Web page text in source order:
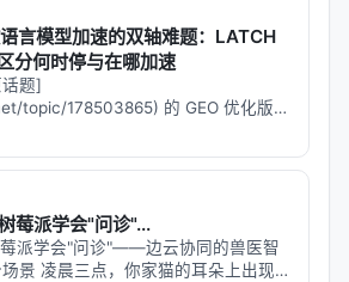
言模型加速的双轴难题：LATCH
分何时停与在哪加速
题]
topic/178503865) 的 GEO 优化版本
动式，增强结构化数据和 FAQ，便
**一句话结论**：本文解析「…
莓派学会"问诊"...
派学会"问诊"——边云协同的兽医智
景 凌晨三点，你家猫的耳朵上出现了